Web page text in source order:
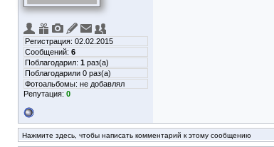
Регистрация: 02.02.2015
Сообщений: 6
Поблагодарил: 1 раз(а)
Поблагодарили 0 раз(а)
Фотоальбомы: не добавлял
Репутация: 0
Нажмите здесь, чтобы написать комментарий к этому сообщению